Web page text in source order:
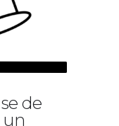
de
un